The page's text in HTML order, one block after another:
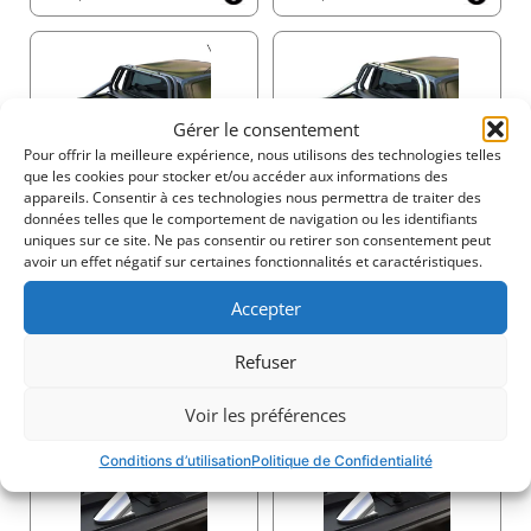
Gérer le consentement
Pour offrir la meilleure expérience, nous utilisons des technologies telles
que les cookies pour stocker et/ou accéder aux informations des
appareils. Consentir à ces technologies nous permettra de traiter des
données telles que le comportement de navigation ou les identifiants
uniques sur ce site. Ne pas consentir ou retirer son consentement peut
avoir un effet négatif sur certaines fonctionnalités et caractéristiques.
Accepter
Refuser
Voir les préférences
Conditions d’utilisationPolitique de Confidentialité
Les lames spécialement conçues avec des joints en
silicone intégrés offrent une protection exceptionnelle
contre les intempéries, garantissant une benne sèche
Cartouche Compacte pour un Espace Maximisé
Maximisez la capacité de la benne de votre véhicule
avec les dimensions de cartouche les plus compactes
du marché :
Double Cabine: 20 cm x 23 cm (H x L)
Cabine Simple/Spacieuse et Modèles
: 26 cm x 30 cm (H x L)
augmentant l’espace de stockage sans compromettre
Couvercle de Cartouche à Accès Facile
Effectuez l’entretien sans effort grâce au couvercle de
cartouche spécialement conçu, qui offre un accès
rapide et sans difficulté au Tessera SE, garantissant un
870$ 870$
975$